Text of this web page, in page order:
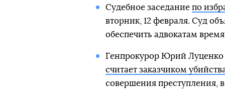
Судебное заседание по
вторник, 12 февраля. Суд
обеспечить адвокатам
Генпрокурор Юрий Луценко
считает заказчиком
совершения преступления,